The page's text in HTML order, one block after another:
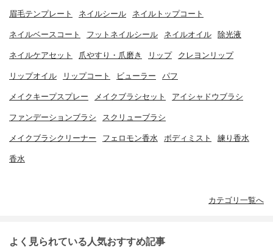
眉毛テンプレート ネイルシール ネイルトップコート
ネイルベースコート フットネイルシール ネイルオイル 除光液
ネイルケアセット 爪やすり・爪磨き リップ クレヨンリップ
リップオイル リップコート ビューラー パフ
メイクキープスプレー メイクブラシセット アイシャドウブラシ
ファンデーションブラシ スクリューブラシ
メイクブラシクリーナー フェロモン香水 ボディミスト 練り香水
香水
カテゴリ一覧へ
よく見られている人気おすすめ記事